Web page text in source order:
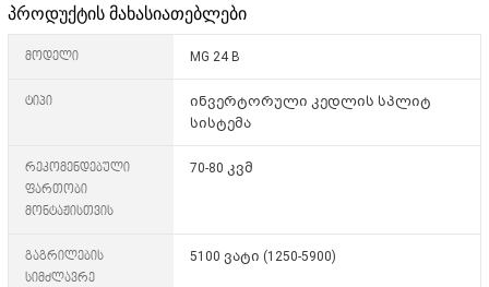
პროდუქტის მახასიათებლები
მოდელი MG 24 B
ტიპი
ინვერტორული კედლის სპლიტ
სისტემა
რეკომენდებული
ფართობი
მონტაჟისთვის
70-80 კვმ
გაგრილების
სიმძლავრე
5100 ვატი (1250-5900)